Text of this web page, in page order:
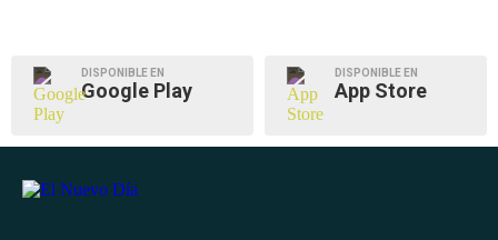
DISPONIBLE EN
Google Play
DISPONIBLE EN
App Store